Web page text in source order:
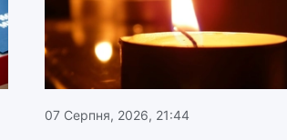
07 Серпня, 2026, 21:44